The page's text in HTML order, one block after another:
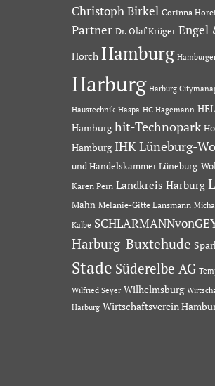
Christoph Birkel Corinna
Partner Dr. Olaf Krüger Engel
Horch Hamburg
Harburg Harburg
Haustechnik Haspa HC Hagemann
Hamburg hit-Technopark
Hamburg IHK Lüneburg-
und Handelskammer Lüneburg-
Karen Pein Landkreis Harburg
Mahn Melanie-Gitte Lansmann
Kalbe
Harburg-Buxtehude
Stade Süderelbe AG
Wilfried Seyer Wilhelmsburg
Harburg Wirtschaftsverein